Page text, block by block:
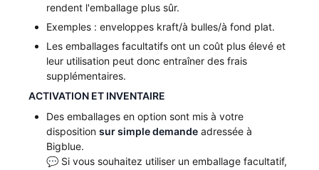
rendent l'emballage plus sûr.
Exemples : enveloppes kraft/à bulles/à fond plat.
Les emballages facultatifs ont un coût plus élevé et
leur utilisation peut donc entraîner des frais
supplémentaires.
ACTIVATION ET INVENTAIRE
Des emballages en option sont mis à votre
dispositionsur simple demande adressée à
Bigblue.
💬 Si vous souhaitez utiliser un emballage facultatif,